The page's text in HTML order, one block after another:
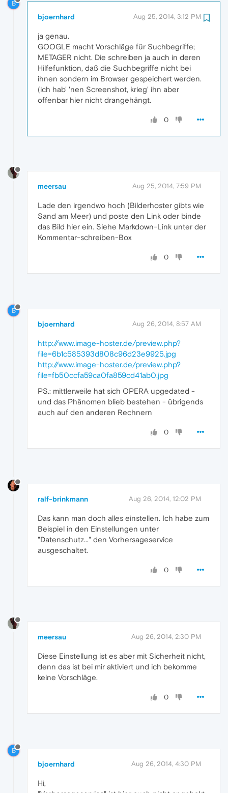
B
bjoernhard Aug 25, 2014, 3:12 PM
ja genau.
GOOGLE macht Vorschläge für Suchbegriffe;
METAGER nicht. Die schreiben ja auch in deren
Hilfefunktion, daß die Suchbegriffe nicht bei
ihnen sondern im Browser gespeichert werden.
(ich hab' 'nen Screenshot, krieg' ihn aber
offenbar hier nicht drangehängt.
0
meersau Aug 25, 2014, 7:59 PM
Lade den irgendwo hoch (Bilderhoster gibts wie
Sand am Meer) und poste den Link oder binde
das Bild hier ein. Siehe Markdown-Link unter der
Kommentar-schreiben-Box
0
B
bjoernhard Aug 26, 2014, 8:57 AM
http://www.image-hoster.de/preview.php?
file=6b1c585393d808c96d23e9925.jpg
http://www.image-hoster.de/preview.php?
file=fb50ccfa59ca0fa859cd41ab0.jpg
PS.: mittlerweile hat sich OPERA upgedated -
und das Phänomen blieb bestehen - übrigends
auch auf den anderen Rechnern
0
ralf-brinkmann Aug 26, 2014, 12:02 PM
Das kann man doch alles einstellen. Ich habe zum
Beispiel in den Einstellungen unter
"Datenschutz..." den Vorhersageservice
ausgeschaltet.
0
meersau Aug 26, 2014, 2:30 PM
Diese Einstellung ist es aber mit Sicherheit nicht,
denn das ist bei mir aktiviert und ich bekomme
keine Vorschläge.
0
B
bjoernhard Aug 26, 2014, 4:30 PM
Hi,